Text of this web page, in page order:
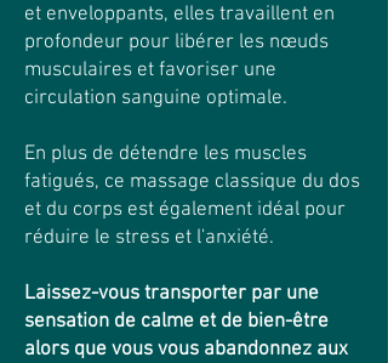
et enveloppants, elles travaillent en
profondeur pour libérer les nœuds
musculaires et favoriser une
circulation sanguine optimale.
En plus de détendre les muscles
fatigués, ce massage classique du dos
et du corps est également idéal pour
réduire le stress et l'anxiété.
Laissez-vous transporter par une
sensation de calme et de bien-être
alors que vous vous abandonnez aux